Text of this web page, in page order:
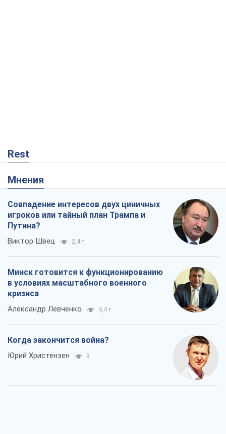
Rest
Мнения
Совпадение интересов двух циничных
игроков или тайный план Трампа и
Путина?
Виктор Швец 2,4 т.
Минск готовится к функционированию
в условиях масштабного военного
кризиса
Александр Левченко 4,4 т.
Когда закончится война?
Юрий Христензен 9